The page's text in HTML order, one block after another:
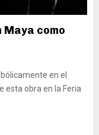
Maya como
en el
esta obra en la Feria